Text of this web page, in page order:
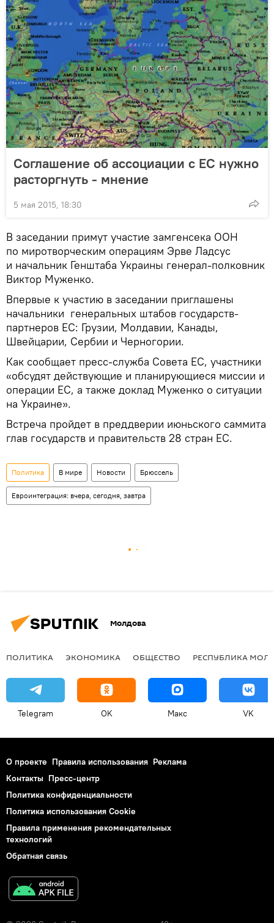
Соглашение об ассоциации с ЕС нужно
расторгнуть - мнение
5 мая 2015, 18:30
В заседании примут участие замгенсека ООН
по миротворческим операциям Эрве Ладсус
и начальник Генштаба Украины генерал-полковник
Виктор Муженко.
Впервые к участию в заседании приглашены
начальники генеральных штабов государств-
партнеров ЕС: Грузии, Молдавии, Канады,
Швейцарии, Сербии и Черногории.
Как сообщает пресс-служба Совета ЕС, участники
«обсудят действующие и планирующиеся миссии и
операции ЕС, а также доклад Муженко о ситуации
на Украине».
Встреча пройдет в преддверии июньского саммита
глав государств и правительств 28 стран ЕС.
Политика В мире Новости Брюссель
Евроинтеграция: вчера, сегодня, завтра
Молдова
ПОЛИТИКА ЭКОНОМИКА ОБЩЕСТВО РЕСПУБЛИКА
Telegram OK Макс VK
О проекте Правила использования Реклама
Контакты Пресс-центр
Политика конфиденциальности
Политика использования Cookie
Правила применения рекомендательных
технологий
Обратная связь